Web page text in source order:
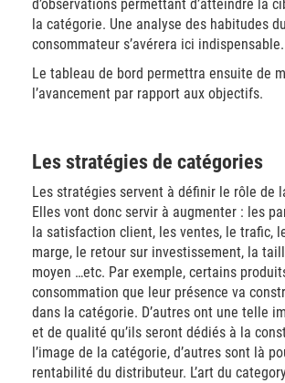
d’observations permettant d’atteindre la
la catégorie. Une analyse des habitudes du
consommateur s’avérera ici indispensable.
Le tableau de bord permettra ensuite de
l’avancement par rapport aux objectifs.
Les stratégies de catégories
Les stratégies servent à définir le rôle de
Elles vont donc servir à augmenter : les
la satisfaction client, les ventes, le trafic,
marge, le retour sur investissement, la
moyen …etc. Par exemple, certains
consommation que leur présence va
dans la catégorie. D’autres ont une telle
et de qualité qu’ils seront dédiés à la
l’image de la catégorie, d’autres sont là
rentabilité du distributeur. L’art du